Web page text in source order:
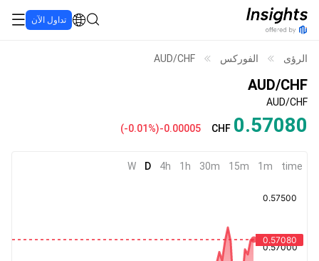
تداول الآن
الرؤى الفوركس AUD/CHF
AUD/CHF
AUD/CHF
0.57079
CHF
-0.00004
(-0.01%)
time
1m
15m
30m
1h
4h
D
W